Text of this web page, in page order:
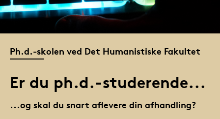
Ph.d.-skolen ved Det Humanistiske Fakultet
Er du ph.d.-studerende...
...og skal du snart aflevere din afhandling?